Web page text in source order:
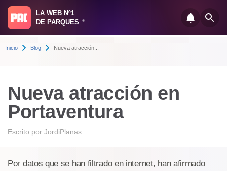
LA WEB Nº1
DE PARQUES
®
Inicio Blog Nueva atracción...
Nueva atracción en
Portaventura
Escrito por JordiPlanas
Por datos que se han filtrado en internet, han afirmado